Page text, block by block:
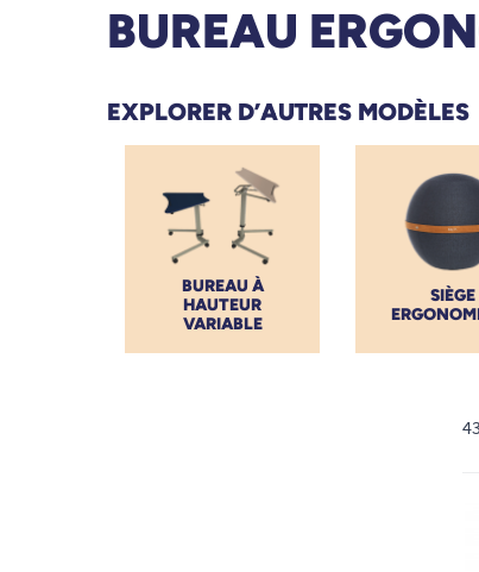
BUREAU
EXPLORER D’AUTRES MODÈLES
BUREAU À
HAUTEUR
VARIABLE
SIÈGE